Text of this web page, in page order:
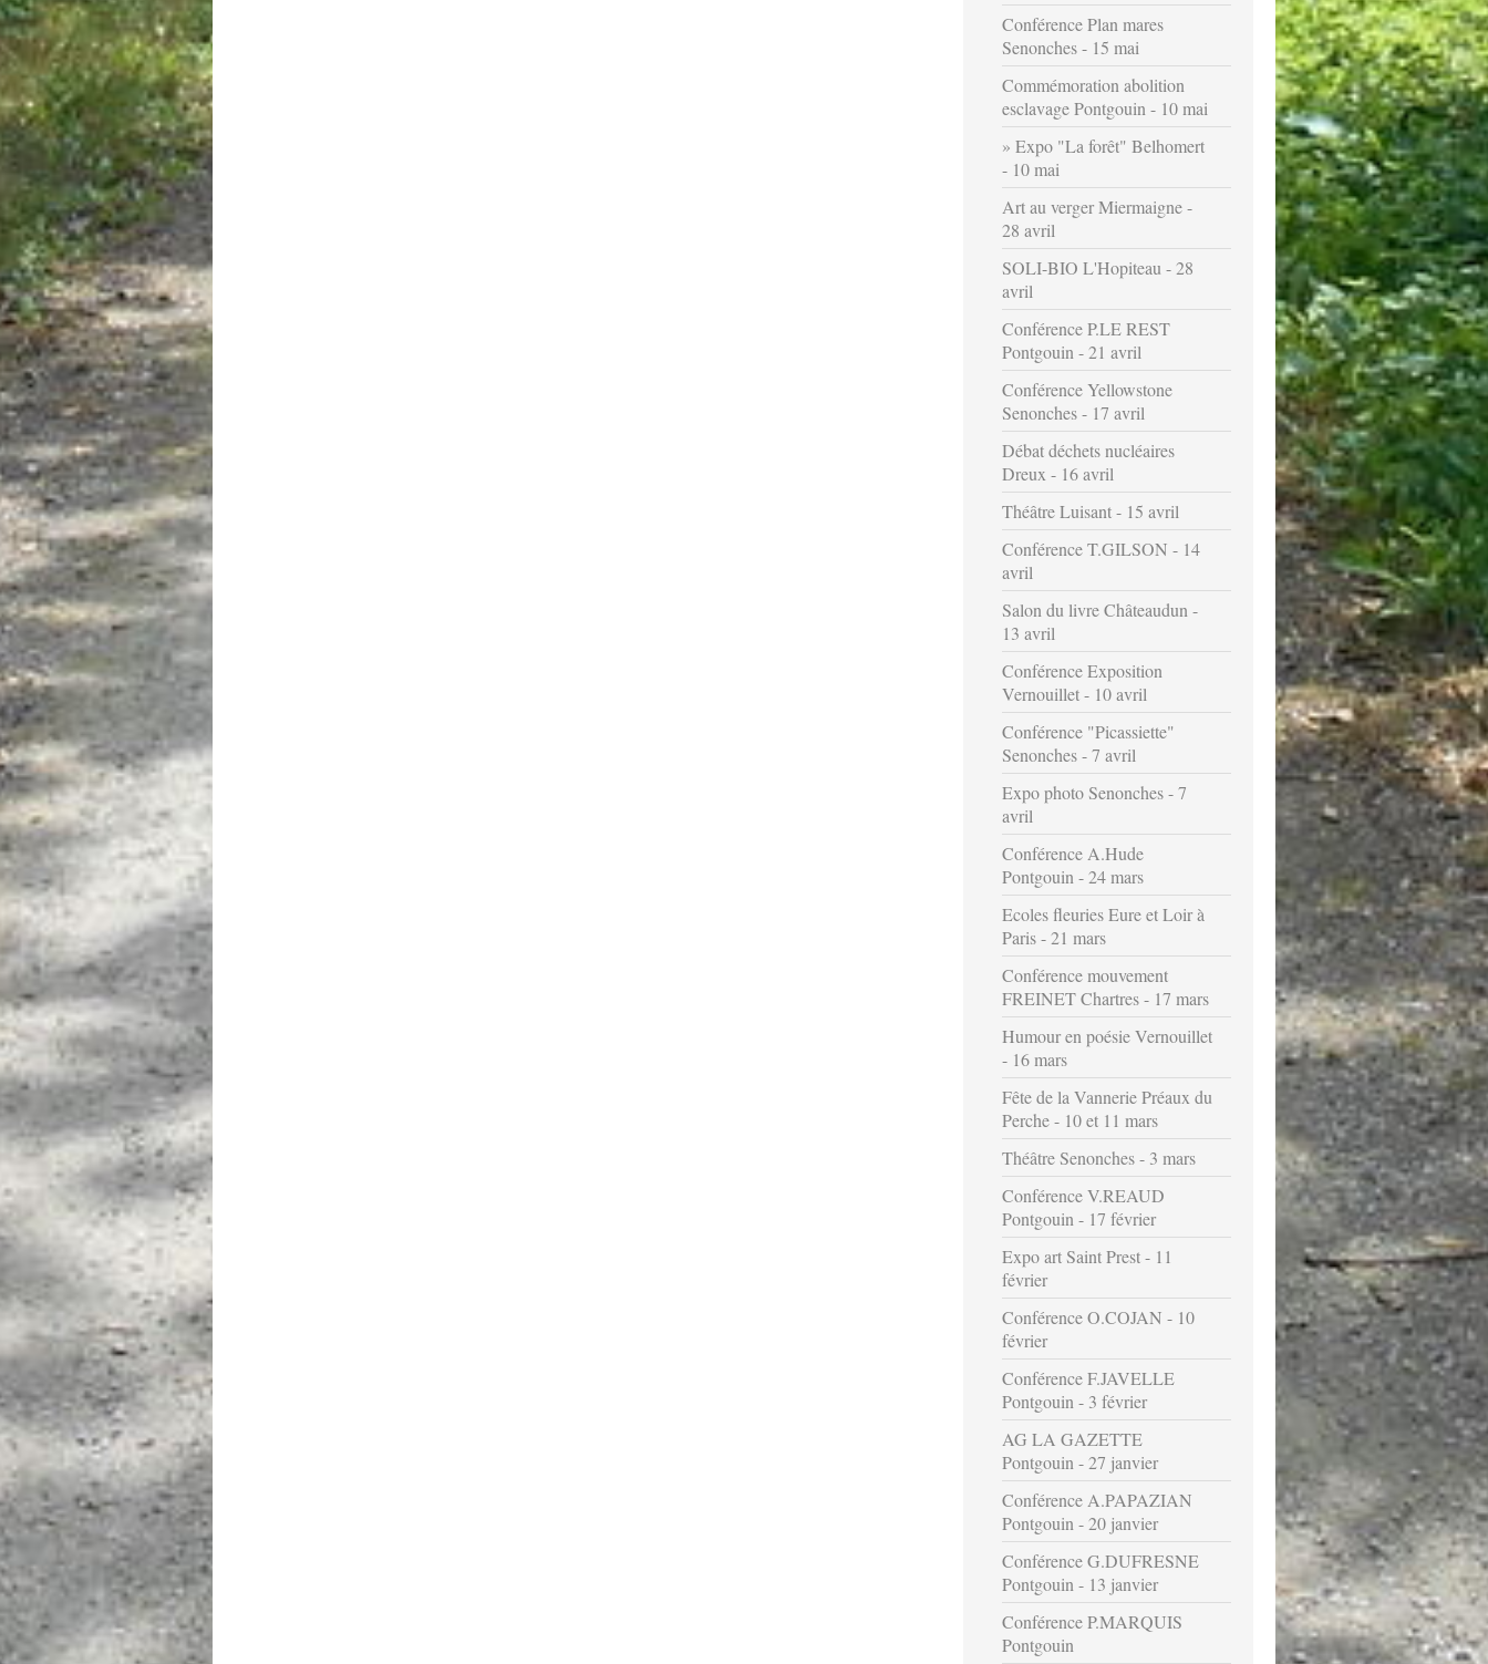
Conférence Plan mares
Senonches - 15 mai
Commémoration abolition
esclavage Pontgouin - 10 mai
Expo "La forêt" Belhomert
- 10 mai
Art au verger Miermaigne -
28 avril
SOLI-BIO L'Hopiteau - 28
avril
Conférence P.LE REST
Pontgouin - 21 avril
Conférence Yellowstone
Senonches - 17 avril
Débat déchets nucléaires
Dreux - 16 avril
Théâtre Luisant - 15 avril
Conférence T.GILSON - 14
avril
Salon du livre Châteaudun -
13 avril
Conférence Exposition
Vernouillet - 10 avril
Conférence "Picassiette"
Senonches - 7 avril
Expo photo Senonches - 7
avril
Conférence A.Hude
Pontgouin - 24 mars
Ecoles fleuries Eure et Loir à
Paris - 21 mars
Conférence mouvement
FREINET Chartres - 17 mars
Humour en poésie Vernouillet
- 16 mars
Fête de la Vannerie Préaux du
Perche - 10 et 11 mars
Théâtre Senonches - 3 mars
Conférence V.REAUD
Pontgouin - 17 février
Expo art Saint Prest - 11
février
Conférence O.COJAN - 10
février
Conférence F.JAVELLE
Pontgouin - 3 février
AG LA GAZETTE
Pontgouin - 27 janvier
Conférence A.PAPAZIAN
Pontgouin - 20 janvier
Conférence G.DUFRESNE
Pontgouin - 13 janvier
Conférence P.MARQUIS
Pontgouin